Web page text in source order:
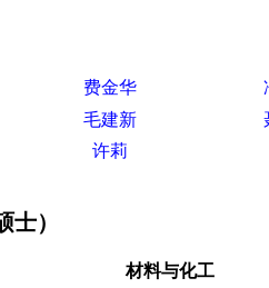
费金华
毛建新
许莉
）
材料与化工